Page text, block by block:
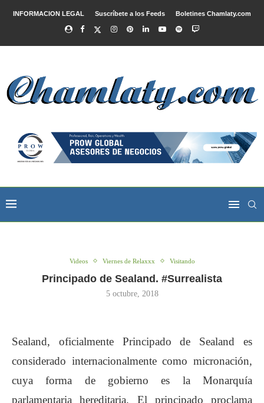
INFORMACION LEGAL Suscríbete a los Feeds Boletines Chamlaty.com
Videos Viernes de Relaxxx Visitando
Principado de Sealand. #Surrealista
5 octubre, 2018
Sealand, oficialmente Principado de Sealand es
considerado internacionalmente como micronación,
cuya forma de gobierno es la Monarquía
parlamentaria hereditaria. El principado proclama